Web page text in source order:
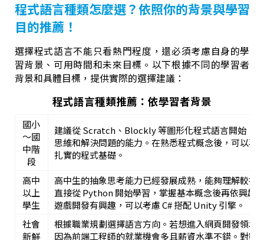
程式語言種類怎麼選？依照你的背景與學習
目的推薦！
選擇程式語言不能只看熱門程度，還必須考慮自身的學
習背景、可用時間和未來目標。以下根據不同的學習者
背景和具體目標，提供實際的選擇建議：
程式語言種類推薦：依學習者背景
國小
～國
中階
段
建議從 Scratch、Blockly 等圖形化程式語言開始，
思維和解決問題的能力。在熟悉程式概念後，可以再
扎實的程式基礎。
高中
以上
學生
高中生的抽象思考能力已經發展成熟，能夠理解較複
直接從 Python 開始學習，掌握基本概念後再依興趣
遊戲開發有興趣，可以考慮 C# 搭配 Unity 引擎。
社會
新鮮
根據職業規劃選擇語言方向。若想進入網頁開發領域
因為前端工程師的就業機會多且薪資水準不錯。對數